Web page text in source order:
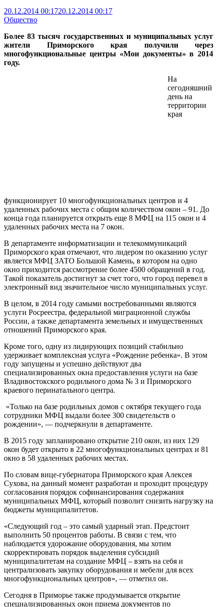
20.12.2014 00:1720.12.2014 00:17
Общество
Более 83 тысяч государственных и муниципальных услуг
жители Приморского края получили через
многофункциональные центры «Мои документы» в 2014
году.
На
сегодняшний
день на
территории
края
функционирует 10 многофункциональных центров и 4
удаленных рабочих места с общим количеством окон – 91. До
конца года планируется открыть еще 8 МФЦ на 115 окон и 4
удаленных рабочих места на 7 окон.
В департаменте информатизации и телекоммуникаций
Приморского края отмечают, что лидером по оказанию услуг
является МФЦ ЗАТО Большой Камень, в котором на одно
окно приходится рассмотрение более 4500 обращений в год.
Такой показатель достигнут за счет того, что город перевел в
электронный вид значительное число муниципальных услуг.
В целом, в 2014 году самыми востребованными являются
услуги Росреестра, федеральной миграционной службы
России, а также департамента земельных и имущественных
отношений Приморского края.
Кроме того, одну из лидирующих позиций стабильно
удерживает комплексная услуга «Рождение ребенка». В этом
году запущены и успешно действуют два
специализированных окна предоставления услуги на базе
Владивостокского родильного дома № 3 и Приморского
краевого перинатального центра.
«Только на базе родильных домов с октября текущего года
сотрудники МФЦ выдали более 300 свидетельств о
рождении», — подчеркнули в департаменте.
В 2015 году запланировано открытие 210 окон, из них 129
окон будет открыто в 22 многофункциональных центрах и 81
окно в 58 удаленных рабочих местах.
По словам вице-губернатора Приморского края Алексея
Сухова, на данный момент разработан и проходит процедуру
согласования порядок софинансирования содержания
муниципальных МФЦ, который позволит снизить нагрузку на
бюджеты муниципалитетов.
«Следующий год – это самый ударный этап. Предстоит
выполнить 50 процентов работы. В связи с тем, что
наблюдается удорожание оборудования, мы хотим
скорректировать порядок выделения субсидий
муниципалитетам на создание МФЦ – взять на себя и
централизовать закупку оборудования и мебели для всех
многофункциональных центров», — отметил он.
Сегодня в Приморье также продумывается открытие
специализированных окон приема документов по